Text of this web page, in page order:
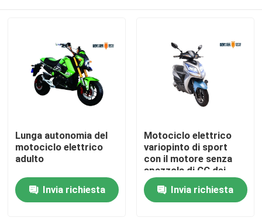
Casa
Lunga autonomia del
motociclo elettrico
adulto
Invia richiesta
Motociclo elettrico
variopinto di sport
con il motore senza
spazzola di CC dei
pedali 800W
Invia richiesta